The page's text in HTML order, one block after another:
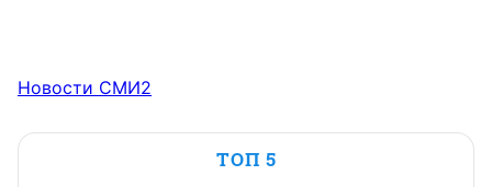
Новости СМИ2
ТОП 5